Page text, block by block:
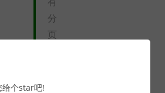
分
页
给个star吧!